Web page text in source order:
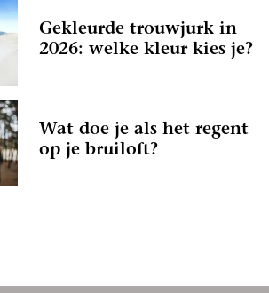
Gekleurde trouwjurk in
2026: welke kleur kies je?
Wat doe je als het regent
op je bruiloft?